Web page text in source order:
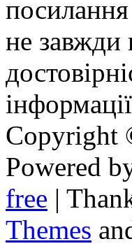
не завжди
Copyright
Powered
free |
Themes